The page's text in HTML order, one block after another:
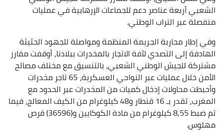
الشعبي أربعة عناصر دعم للجماعات الإرهابية في عمليات
منفصلة عبر التراب الوطني.
وفي إطار محاربة الجريمة المنظمة ومواصلة للجهود الحثيثة
الهادفة إلى التصدي لآفة الاتجار بالمخدرات ببلادنا، أوقفت مفارز
مشتركة للجيش الوطني الشعبي، بالتنسيق مع مختلف مصالح
الأمن خلال عمليات عبر النواحي العسكرية، 65 تاجر مخدرات
وأحبطت محاولات إدخال كميات من المخدرات عبر الحدود مع
المغرب، تقدر بـ 16 قنطار و48 كيلوغرام من الكيف المعالج، فيما
تم ضبط 8,55 كيلوغرام من مادة الكوكايين و(36596) قرص
مهلوس.